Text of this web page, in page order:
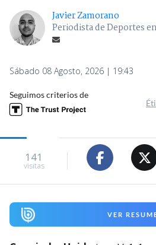
Javier Zamorano
Periodista de Deportes
Sábado 08 Agosto, 2026 | 19:43
Seguimos criterios de
141
visitas
VER